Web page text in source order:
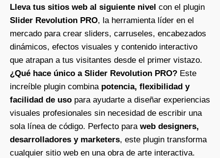
Lleva tus sitios web al siguiente nivel con el plugin
Slider Revolution PRO, la herramienta líder en el
mercado para crear sliders, carruseles, encabezados
dinámicos, efectos visuales y contenido interactivo
que atrapan a tus visitantes desde el primer vistazo.
¿Qué hace único a Slider Revolution PRO? Este
increíble plugin combina potencia, flexibilidad y
facilidad de uso para ayudarte a diseñar experiencias
visuales profesionales sin necesidad de escribir una
sola línea de código. Perfecto para web designers,
desarrolladores y marketers, este plugin transforma
cualquier sitio web en una obra de arte interactiva.